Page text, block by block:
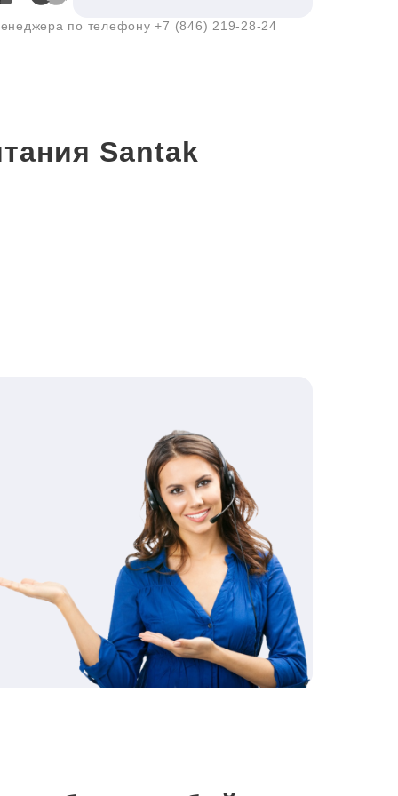
по телефону+7 (846) 219-28-24
Santak